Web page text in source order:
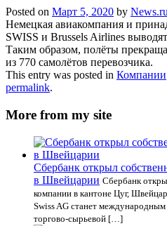
Posted on Март 5, 2020 by
Немецкая авиакомпания и
SWISS и Brussels Airlines
Таким образом, полёты
из 770 самолётов перевозчика.
This entry was posted in Компании
permalink.
More from my site
Сбербанк открыл
в Швейцарии Сбербанк
компании в кантоне Цуг,
Swiss AG станет
торгово-сырьевой […]